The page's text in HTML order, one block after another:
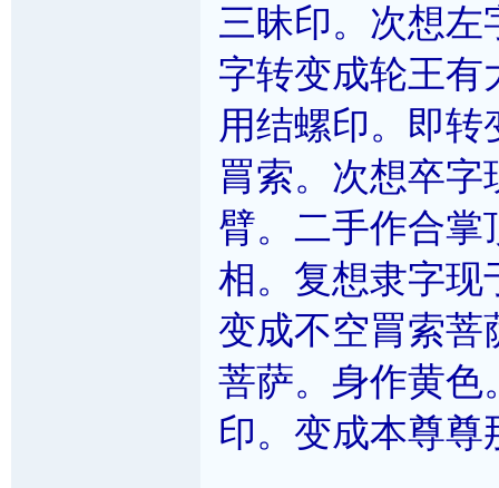
三昧印。次想
字转变成轮王有
用结螺印。即
罥索。次想卒
臂。二手作合掌
相。复想隶字现
变成不空罥索菩
菩萨。身作黄色
印。变成本尊尊